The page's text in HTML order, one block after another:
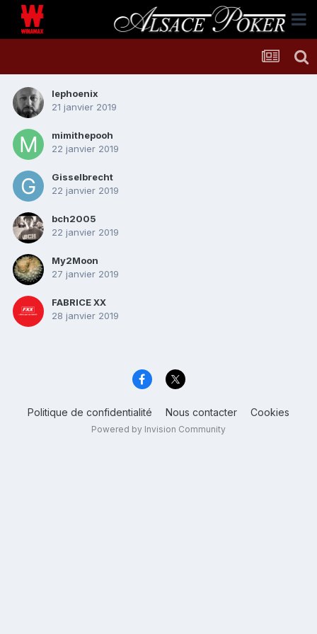
lephoenix
21 janvier 2019
mimithepooh
22 janvier 2019
Gisselbrecht
22 janvier 2019
bch2005
22 janvier 2019
My2Moon
27 janvier 2019
FABRICE XX
28 janvier 2019
Politique de confidentialité Nous contacter Cookies
Powered by Invision Community